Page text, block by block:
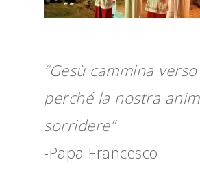
“Gesù cammina
perché la nostra
sorridere”
-Papa Francesco